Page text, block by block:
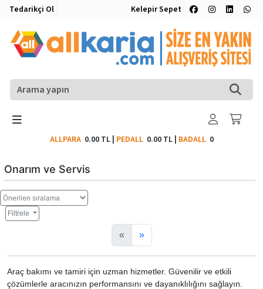
Tedarikçi Ol Kelepir Sepet
ALLPARA 0.00 TL| PEDALL 0.00 TL| BADALL0
Onarım ve Servis
Filtrele
« »
Araç bakımı ve tamiri için uzman hizmetler. Güvenilir ve etkili
çözümlerle aracınızın performansını ve dayanıklılığını sağlayın.